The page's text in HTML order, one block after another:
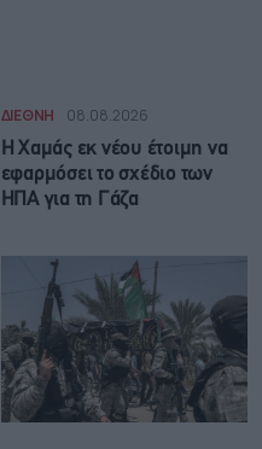
ΔΙΕΘΝΗ 08.08.2026
Η Χαμάς εκ νέου έτοιμη να
εφαρμόσει το σχέδιο των
ΗΠΑ για τη Γάζα